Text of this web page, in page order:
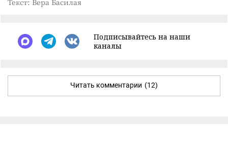
Подписывайтесь на наши
каналы
Читать комментарии (12)